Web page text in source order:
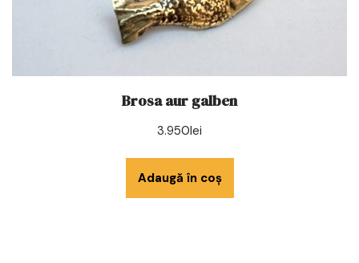
Brosa aur galben
3.950lei
Adaugă în coș